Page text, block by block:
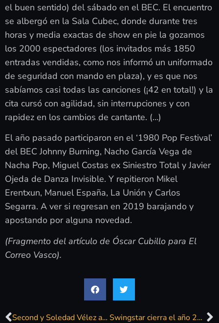
el buen sentido) del sábado en el BEC. El encuentro
se albergó en la Sala Cubec, donde durante tres
horas y media exactas de show en pie la gozamos
los 2000 espectadores (los invitados más 1850
entradas vendidas, como nos informó un uniformado
de seguridad con mando en plaza), y es que nos
sabíamos casi todas las canciones (¡42 en total!) y la
cita cursó con agilidad, sin interrupciones y con
rapidez en los cambios de cantante. (…)
El año pasado participaron en el ‘1980 Pop Festival’
del BEC Johnny Burning, Nacho García Vega de
Nacha Pop, Miguel Costas ex Siniestro Total y Javier
Ojeda de Danza Invisible. Y repitieron Mikel
Erentxun, Manuel España, La Unión y Carlos
Segarra. A ver si regresan en 2019 barajando y
apostando por alguna novedad.
(Fragmento del artículo de Óscar Cubillo para El
Correo Vasco).
Second y Soledad Vélez abrirán el próximo MaF Swingstar cierra el año 2018 con dos conciertos en Gran Canaria